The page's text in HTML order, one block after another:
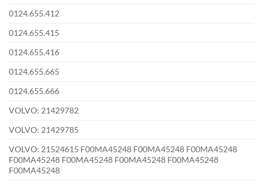
0124.655.412
0124.655.415
0124.655.416
0124.655.665
0124.655.666
VOLVO: 21429782
VOLVO: 21429785
VOLVO: 21524615 F00MA45248 F00MA45248 F00MA45248
F00MA45248 F00MA45248 F00MA45248 F00MA45248
F00MA45248